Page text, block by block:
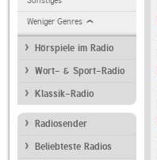
Weniger Genres
Hörspiele im Radio
Wort- & Sport-Radio
Klassik-Radio
Radiosender
Beliebteste Radios